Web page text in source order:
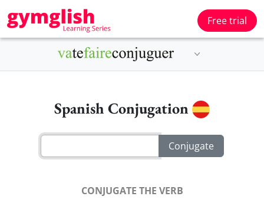
Free trial
Spanish Conjugation
CONJUGATE THE VERB